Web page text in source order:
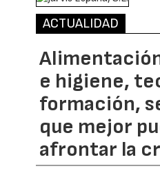
ACTUALIDAD
e higiene,
formación,
que mejor
afrontar la